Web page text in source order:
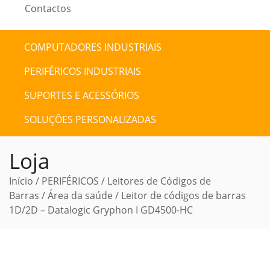
Contactos
COMPUTADORES INDUSTRIAIS
PERIFÉRICOS INDUSTRIAIS
SUPORTES E ACESSÓRIOS
SOLUÇÕES PERSONALIZADAS
Loja
Início / PERIFÉRICOS / Leitores de Códigos de
Barras /Área da saúde / Leitor de códigos de barras
1D/2D – Datalogic Gryphon I GD4500-HC